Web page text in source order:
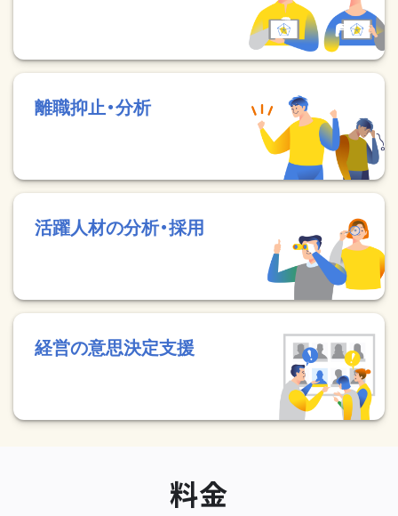
離職抑止・分析
活躍人材の分析・採用
経営の意思決定支援
料金